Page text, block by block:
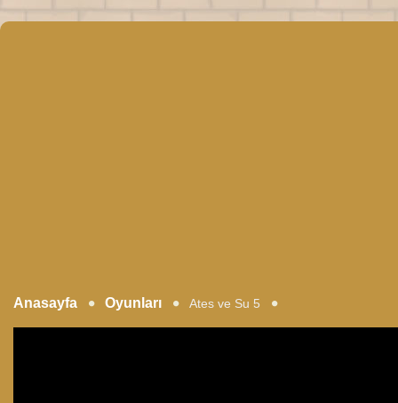
Anasayfa Oyunları Ates ve Su 5